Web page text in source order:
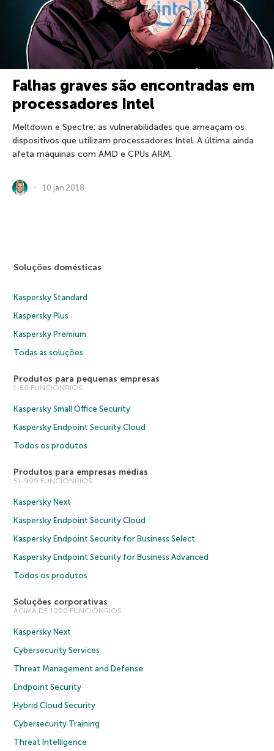
Falhas graves são encontradas em
processadores Intel
Meltdown e Spectre: as vulnerabilidades que ameaçam os
dispositivos que utilizam processadores Intel. A última ainda
afeta máquinas com AMD e CPUs ARM.
10 jan 2018
Soluções domésticas
Kaspersky Standard
Kaspersky Plus
Kaspersky Premium
Todas as soluções
Produtos para pequenas empresas
1-50 FUNCIONRIOS
Kaspersky Small Office Security
Kaspersky Endpoint Security Cloud
Todos os produtos
Produtos para empresas médias
51-999 FUNCIONRIOS
Kaspersky Next
Kaspersky Endpoint Security Cloud
Kaspersky Endpoint Security for Business Select
Kaspersky Endpoint Security for Business Advanced
Todos os produtos
Soluções corporativas
ACIMA DE 1000 FUNCIONRIOS
Kaspersky Next
Cybersecurity Services
Threat Management and Defense
Endpoint Security
Hybrid Cloud Security
Cybersecurity Training
Threat Intelligence